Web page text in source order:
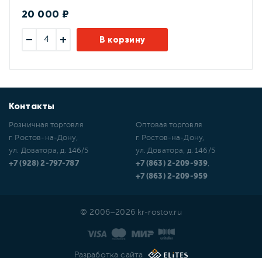
20 000 ₽
В корзину
Контакты
Розничная торговля
г. Ростов-на-Дону,
ул. Доватора, д. 146/5
+7 (928) 2-797-787
Оптовая торговля
г. Ростов-на-Дону,
ул. Доватора, д. 146/5
+7 (863) 2-209-939,
+7 (863) 2-209-959
© 2006–2026 kr-rostov.ru
Разработка сайта